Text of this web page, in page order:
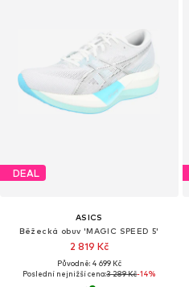
DEAL
ASICS
Běžecká obuv 'MAGIC SPEED 5'
2 819 Kč
Původně: 4 699 Kč
Poslední nejnižší cena:3 289 Kč-14%